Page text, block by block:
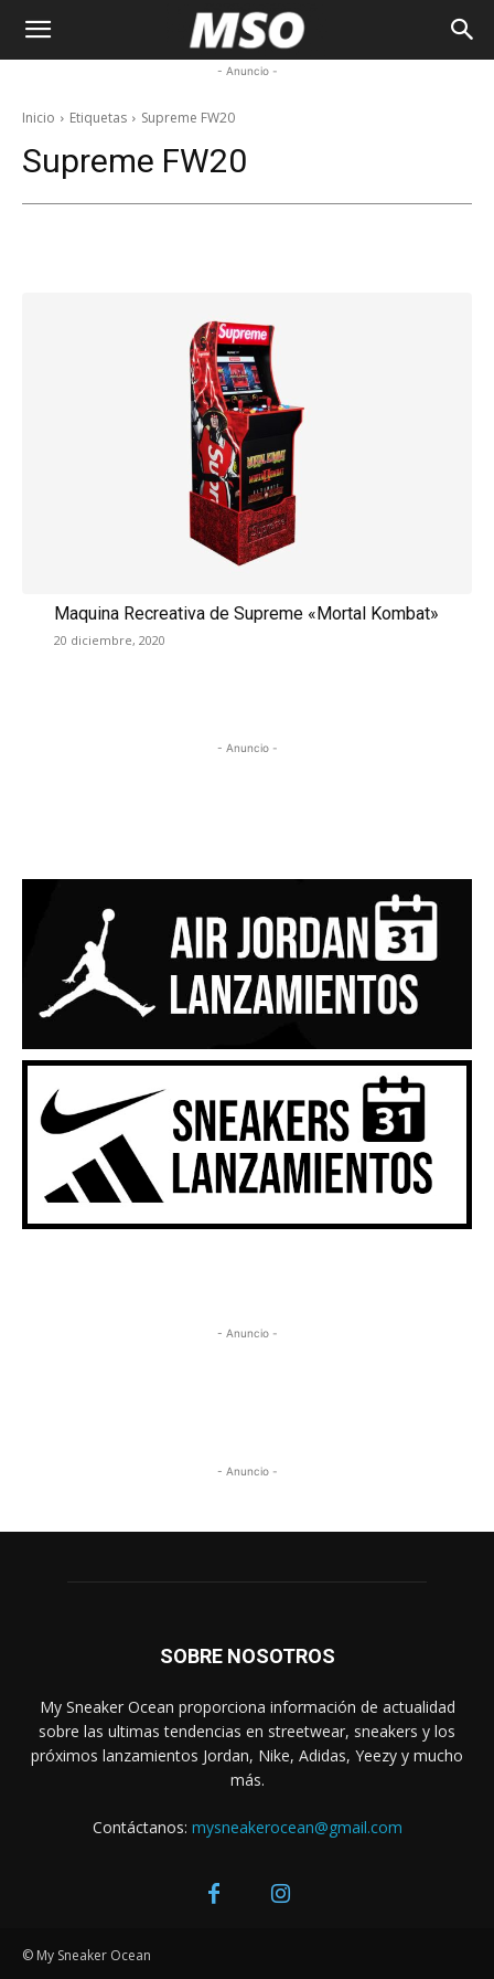
Ocean
- Anuncio -
Inicio Etiquetas Supreme FW20
Supreme FW20
Maquina Recreativa de Supreme «Mortal Kombat»
20 diciembre, 2020
- Anuncio -
- Anuncio -
- Anuncio -
SOBRE NOSOTROS
My Sneaker Ocean proporciona información de actualidad
sobre las ultimas tendencias en streetwear, sneakers y los
próximos lanzamientos Jordan, Nike, Adidas, Yeezy y mucho
más.
Contáctanos: mysneakerocean@gmail.com
© My Sneaker Ocean